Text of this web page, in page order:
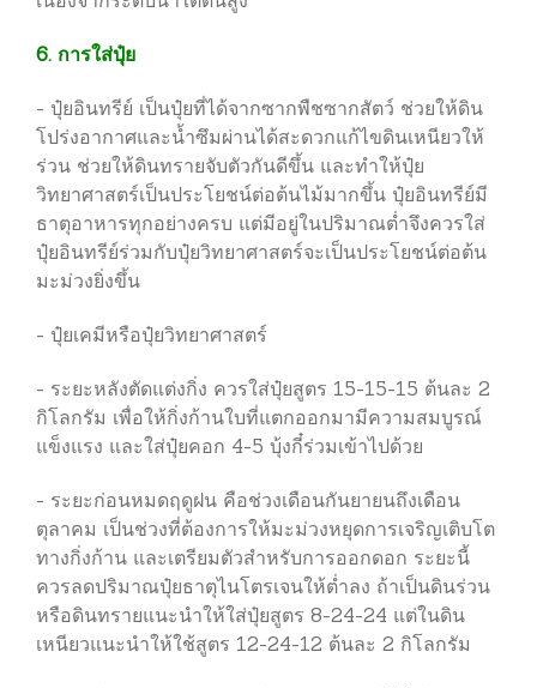
6. การใส่ปุ๋ย
- ปุ๋ยอินทรีย์ เป็นปุ๋ยที่ได้จากซากพืชซากสัตว์ ช่วยให้ดิน
โปร่งอากาศและน้ำซึมผ่านได้สะดวกแก้ไขดินเหนียวให้
ร่วน ช่วยให้ดินทรายจับตัวกันดีขึ้น และทำให้ปุ๋ย
วิทยาศาสตร์เป็นประโยชน์ต่อต้นไม้มากขึ้น ปุ๋ยอินทรีย์มี
ธาตุอาหารทุกอย่างครบ แต่มีอยู่ในปริมาณต่ำจึงควรใส่
ปุ๋ยอินทรีย์ร่วมกับปุ๋ยวิทยาศาสตร์จะเป็นประโยชน์ต่อต้น
มะม่วงยิ่งขึ้น
- ปุ๋ยเคมีหรือปุ๋ยวิทยาศาสตร์
- ระยะหลังตัดแต่งกิ่ง ควรใส่ปุ๋ยสูตร 15-15-15 ต้นละ 2
กิโลกรัม เพื่อให้กิ่งก้านใบที่แตกออกมามีความสมบูรณ์
แข็งแรง และใส่ปุ๋ยคอก 4-5 บุ้งกี๋ร่วมเข้าไปด้วย
- ระยะก่อนหมดฤดูฝน คือช่วงเดือนกันยายนถึงเดือน
ตุลาคม เป็นช่วงที่ต้องการให้มะม่วงหยุดการเจริญเติบโต
ทางกิ่งก้าน และเตรียมตัวสำหรับการออกดอก ระยะนี้
ควรลดปริมาณปุ๋ยธาตุไนโตรเจนให้ต่ำลง ถ้าเป็นดินร่วน
หรือดินทรายแนะนำให้ใส่ปุ๋ยสูตร 8-24-24 แต่ในดิน
เหนียวแนะนำให้ใช้สูตร 12-24-12 ต้นละ 2 กิโลกรัม